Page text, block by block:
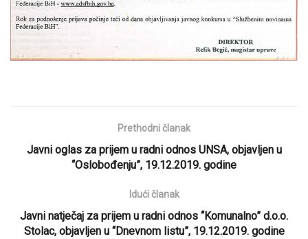
Prethodni članak
Javni oglas za prijem u radni odnos UNSA, objavljen u
“Oslobođenju”, 19.12.2019. godine
Idući članak
Javni natječaj za prijem u radni odnos “Komunalno” d.o.o.
Stolac, objavljen u “Dnevnom listu”, 19.12.2019. godine